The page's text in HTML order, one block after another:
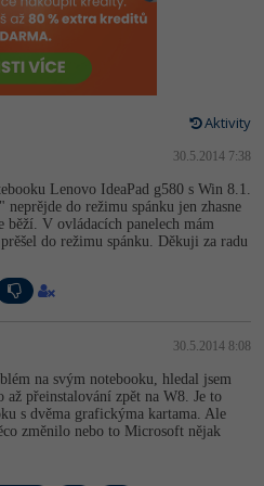
SEO
vzory
vzory
aplikací
a bigdata
Aktivity
30.5.2014 7:38
Lenovo IdeaPad g580 s Win 8.1.
neprějde do režimu spánku jen zhasne
běží. V ovládacích panelech mám
do režimu spánku. Děkuji za radu
30.5.2014 8:08
na svým notebooku, hledal jsem
až přeinstalování zpět na W8. Je to
s dvěma grafickýma kartama. Ale
změnilo nebo to Microsoft nějak